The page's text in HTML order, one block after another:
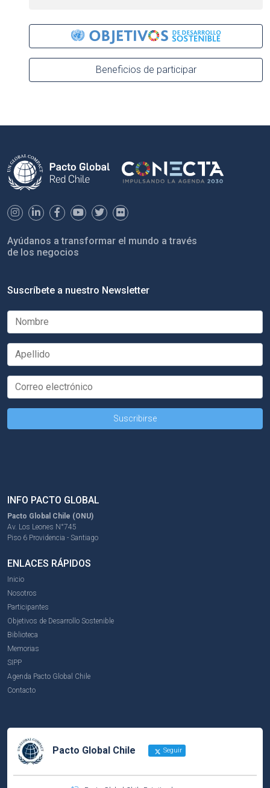
Beneficios de participar
Ayúdanos a transformar el mundo a través
de los negocios
Suscríbete a nuestro Newsletter
INFO PACTO GLOBAL
Pacto Global Chile (ONU)
Av. Los Leones N°745
Piso 6 Providencia - Santiago
ENLACES RÁPIDOS
Inicio
Nosotros
Participantes
Objetivos de Desarrollo Sostenible
Biblioteca
Memorias
SIPP
Agenda Pacto Global Chile
Contacto
Pacto Global Chile Seguir